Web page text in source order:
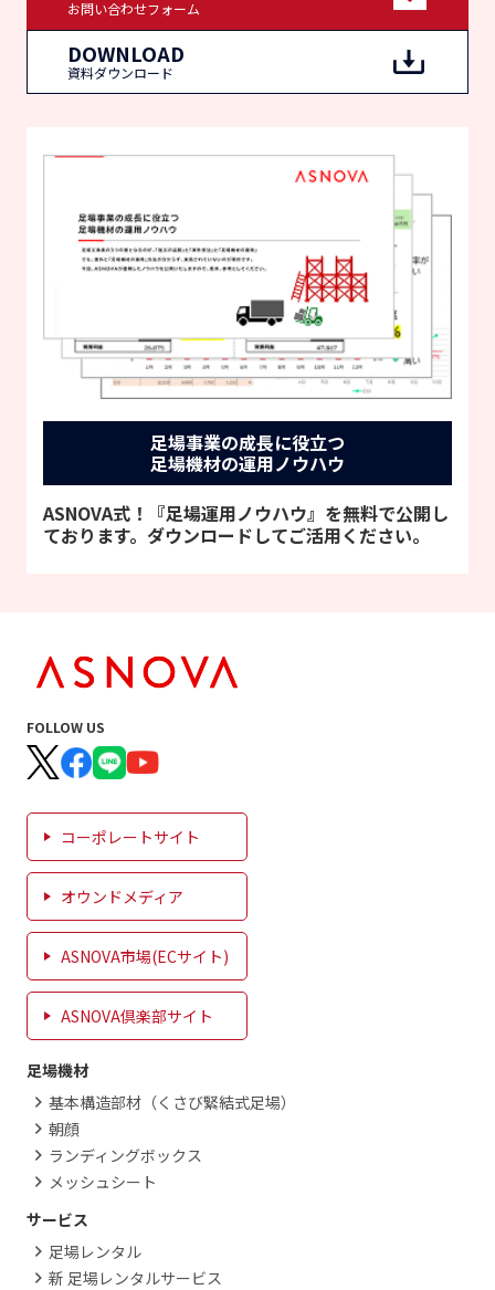
DOWNLOAD
資料ダウンロード
お問い合わせフォーム
足場事業の成長に役立つ
足場機材の運用ノウハウ
ASNOVA式！『足場運用ノウハウ』を無料で公開し
ております。ダウンロードしてご活用ください。
FOLLOW US
コーポレートサイト
オウンドメディア
ASNOVA市場(ECサイト)
ASNOVA倶楽部サイト
足場機材
基本構造部材（くさび緊結式足場）
朝顔
ランディングボックス
メッシュシート
サービス
足場レンタル
新 足場レンタルサービス